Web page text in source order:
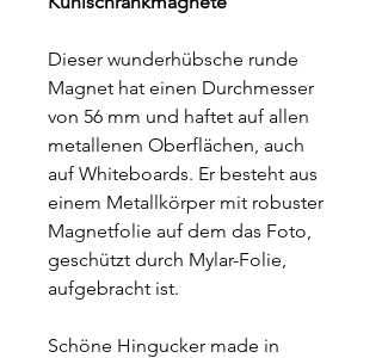
Dieser wunderhübsche runde
Magnet hat einen Durchmesser
von 56 mm und haftet auf allen
metallenen Oberflächen, auch
auf Whiteboards. Er besteht aus
einem Metallkörper mit robuster
Magnetfolie auf dem das Foto,
geschützt durch Mylar-Folie,
aufgebracht ist.
Schöne Hingucker made in